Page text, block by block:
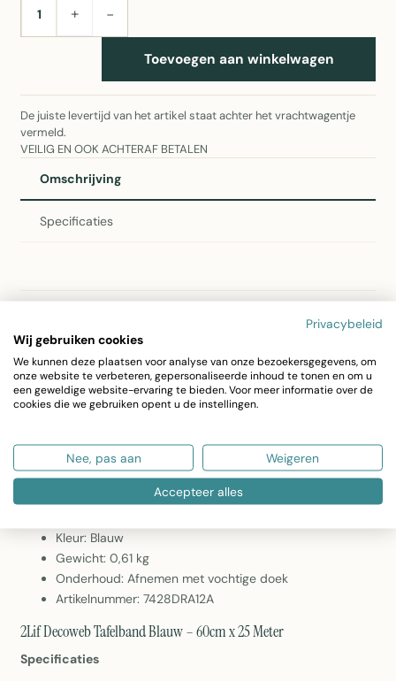
AANTAL+ −
Toevoegen aan winkelwagen
De juiste levertijd van het artikel staat achter het vrachtwagentje
vermeld.
VEILIG EN OOK ACHTERAF BETALEN
Omschrijving
Specificaties
2Lif Decoweb Tafelband Blauw – 60cm x 25 Meter
Elegante polyester tafelband in een prachtig blauw, perfect
voor het decoreren van tafels bij feesten, bruiloften en andere
van 60cm heb je voldoende materiaal voor meerdere tafels.
Afmetingen: 60cm x 25 meter
Kleur: Blauw
Gewicht: 0,61 kg
Onderhoud: Afnemen met vochtige doek
Artikelnummer: 7428DRA12A
2Lif Decoweb Tafelband Blauw – 60cm x 25 Meter
Specificaties
Privacybeleid
Wij gebruiken cookies
We kunnen deze plaatsen voor analyse van onze bezoekersgegevens, om
onze website te verbeteren, gepersonaliseerde inhoud te tonen en om u
een geweldige website-ervaring te bieden. Voor meer informatie over de
cookies die we gebruiken opent u de instellingen.
Nee, pas aan Weigeren
Accepteer alles